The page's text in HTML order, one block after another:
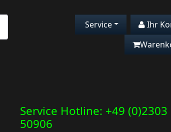
Service
Ihr
Service Hotline: +49 (0)2303
50906